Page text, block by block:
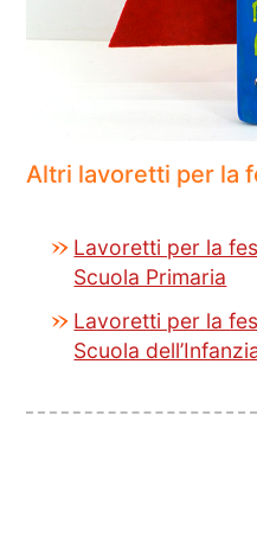
Altri lavoretti per la
Lavoretti per la
Scuola Primaria
Lavoretti per la
Scuola